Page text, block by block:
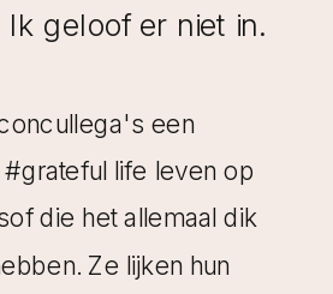
een
life leven op
die het allemaal dik
Ze lijken hun
geloof er niet in.